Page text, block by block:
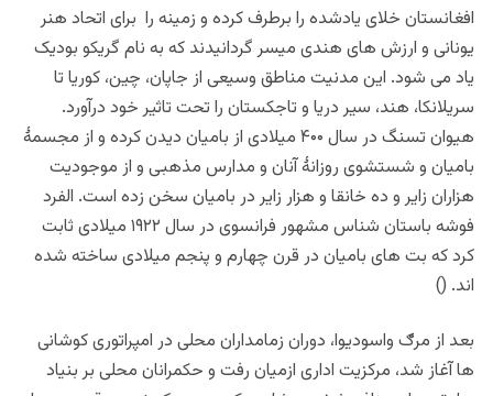
افغانستان خلای یادشده را برطرف کرده و زمینه را برای اتحاد هنر
یونانی و ارزش های هندی میسر گردانیدند که به نام گریکو بودیک
یاد می شود. این مدنیت مناطق وسیعی از جاپان، چین، کوریا تا
سریلانکا، هند، سیر دریا و تاجکستان را تحت تاثیر خود درآورد.
هیوان تسنگ در سال ۴۰۰ میلادی از بامیان دیدن کرده و از مجسمۀ
بامیان و شستشوی روزانۀ آنان و مدارس مذهبی و از موجودیت
هزاران زایر و ده خانقا و هزار زایر در بامیان سخن زده است. الفرد
فوشه باستان شناس مشهور فرانسوی در سال ۱۹۲۲ میلادی ثابت
کرد که بت های بامیان در قرن چهارم و پنجم میلادی ساخته شده
اند. ()
بعد از مرګ واسودیوا، دوران زمامداران محلی در امپراتوری کوشانی
ها آغاز شد، مرکزیت اداری ازمیان رفت و حکمرانان محلی بر بنیاد